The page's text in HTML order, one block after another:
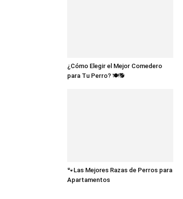
¿Cómo Elegir el Mejor Comedero
para Tu Perro? 🍽️🐕
🐾Las Mejores Razas de Perros para
Apartamentos